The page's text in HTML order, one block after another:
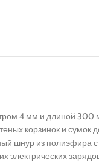
4 мм и длиной 300
корзинок и
шнур из
электрических